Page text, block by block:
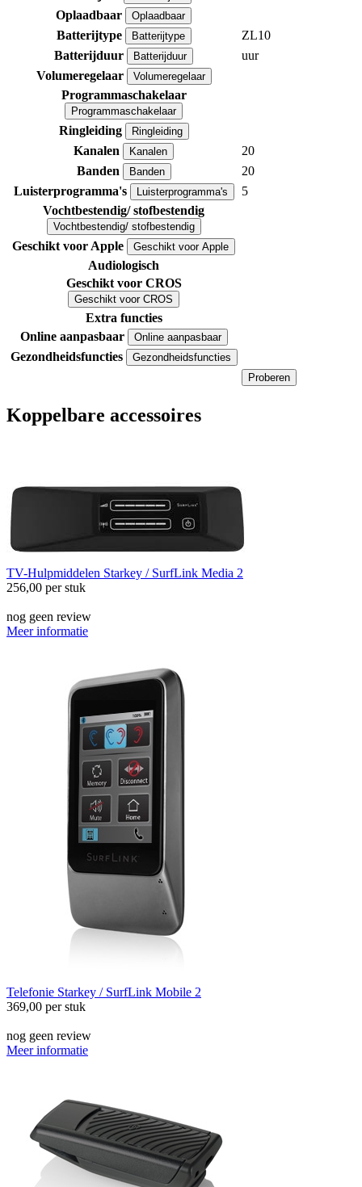
Oplaadbaar
Oplaadbaar
Batterijtype Batterijtype
ZL10
Batterijduur
Batterijduur
uur
Volumeregelaar
Volumeregelaar
Programmaschakelaar
Programmaschakelaar
Ringleiding Ringleiding
Kanalen Kanalen
20
Banden
Banden
20
Luisterprogramma's
Luisterprogramma's
5
Vochtbestendig/ stofbestendig
Vochtbestendig/ stofbestendig
Geschikt voor Apple Geschikt voor Apple
Audiologisch
Geschikt voor CROS
Geschikt voor CROS
Extra functies
Online aanpasbaar
Online aanpasbaar
Gezondheidsfuncties
Gezondheidsfuncties
Proberen
Koppelbare accessoires
TV-Hulpmiddelen Starkey / SurfLink Media 2
256,00 per stuk
nog geen review
Meer informatie
Telefonie Starkey / SurfLink Mobile 2
369,00 per stuk
nog geen review
Meer informatie